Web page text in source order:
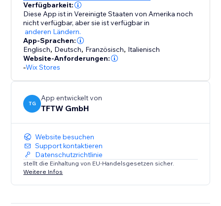
Verfügbarkeit:
Diese App ist in Vereinigte Staaten von Amerika noch
nicht verfügbar, aber sie ist verfügbar in
anderen Ländern.
App-Sprachen:
Englisch, Deutsch, Französisch, Italienisch
Website-Anforderungen:
-Wix Stores
TG
App entwickelt von
TFTW GmbH
Website besuchen
Support kontaktieren
Datenschutzrichtlinie
stellt die Einhaltung von EU-Handelsgesetzen sicher.
Weitere Infos